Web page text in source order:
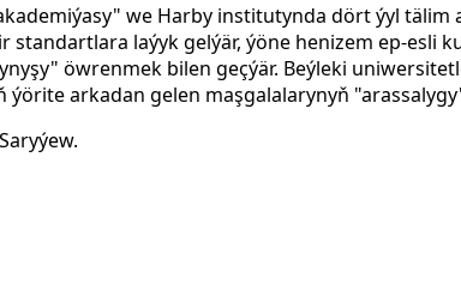
we Harby institutynda dört ýyl tälim
standartlara laýyk gelýär, ýöne henizem ep-esli
öwrenmek bilen geçýär. Beýleki
ýörite arkadan gelen maşgalalarynyň